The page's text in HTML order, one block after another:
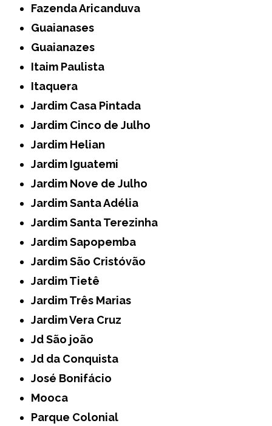
Fazenda Aricanduva
Guaianases
Guaianazes
Itaim Paulista
Itaquera
Jardim Casa Pintada
Jardim Cinco de Julho
Jardim Helian
Jardim Iguatemi
Jardim Nove de Julho
Jardim Santa Adélia
Jardim Santa Terezinha
Jardim Sapopemba
Jardim São Cristóvão
Jardim Tietê
Jardim Três Marias
Jardim Vera Cruz
Jd São joão
Jd da Conquista
José Bonifácio
Mooca
Parque Colonial